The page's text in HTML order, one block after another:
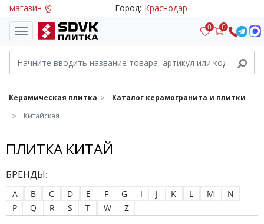
магазин Город: Краснодар
0 0
Керамическая плитка
Каталог керамогранита и плитки
Китайская
ПЛИТКА КИТАЙ
БРЕНДЫ:
A B C D E F G I J K L M
N
P
Q R S T W Z